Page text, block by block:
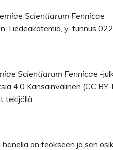
Scientiarum Fennicae
Tiedeakatemia, y-tunnus
Scientiarum Fennicae -
4.0 Kansainvälinen (CC
tekijällä.
on teokseen ja sen